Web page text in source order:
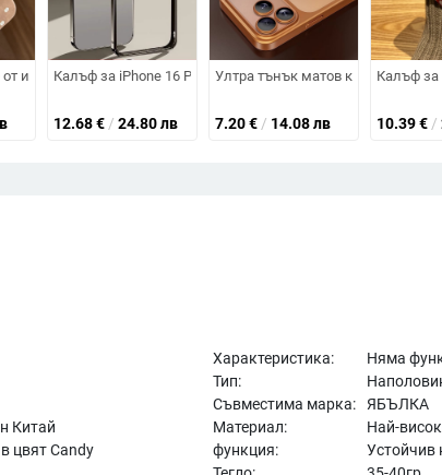
стойка, U7
ефект и променящ се цвят, MagSafe магнитен
изкуствена кожа, устойчив на падания, кафяв велурен
Калъф за iPhone 16 Pro Max с метална рамка в титанов
12.68€ / 24.80 лв
Ултра тънък матов калъф за
7.20€ / 14.08 лв
Калъф за
10.39€ /
Характеристика:
Няма
Тип:
Съвместима марка:
ЯБЪЛКА
Китай Материал:
Най-
цвят Candy функция:
Устойчив